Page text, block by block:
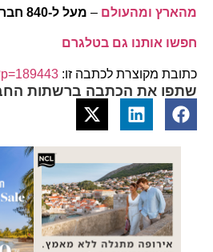
מהארץ ומהעולם–מעל ל-840 חברים
חפשו אותנו גם בטלגרם
כתובת מקוצרת לכתבה זו:
שתפו את הכתבה ברשתות